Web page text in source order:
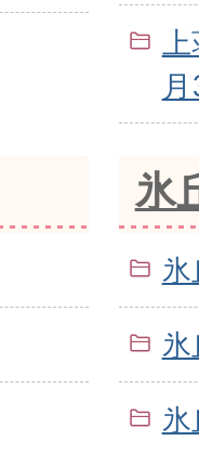
上
氷
氷
氷
氷